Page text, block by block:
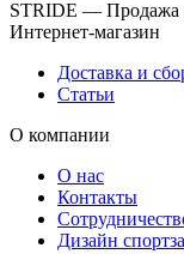
STRIDE — Продажа
Интернет-магазин
Доставка и
Статьи
О компании
О нас
Контакты
Дизайн